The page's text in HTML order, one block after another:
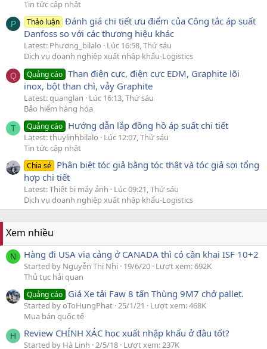
Tin tức cập nhật
P Thảo luận Đánh giá chi tiết ưu điểm của Công tắc áp suất
Danfoss so với các thương hiệu khác
Latest: Phương_bilalo
Lúc 16:58, Thứ sáu
Dịch vụ doanh nghiệp xuất nhập khẩu-Logistics
Q Quảng cáo Than điện cực, điện cực EDM, Graphite lõi
inox, bột than chì, vảy Graphite
Latest: quanglan
Lúc 16:13, Thứ sáu
Bảo hiểm hàng hóa
T Quảng cáo Hướng dẫn lắp đồng hồ áp suất chi tiết
Latest: thuylinhbilalo
Lúc 12:07, Thứ sáu
Tin tức cập nhật
Chia sẻ Phân biệt tóc giả bằng tóc thật và tóc giả sợi tổng
hợp chi tiết
Latest: Thiết bị máy ảnh
Lúc 09:21, Thứ sáu
Dịch vụ doanh nghiệp xuất nhập khẩu-Logistics
Xem nhiều
N Hàng đi USA via cảng ở CANADA thì có cần khai ISF 10+2
Started by Nguyễn Thị Nhi 19/6/20 Lượt xem: 692K
Thủ tục hải quan
Quảng cáo Giá Xe tải Faw 8 tấn Thùng 9M7 chở pallet.
Started by oToHungPhat 25/1/21
Lượt xem: 468K
Mua bán quốc tế
H Review CHÍNH XÁC học xuất nhập khẩu ở đâu tốt?
Started by Hà Linh 2/5/18 Lượt xem: 237K